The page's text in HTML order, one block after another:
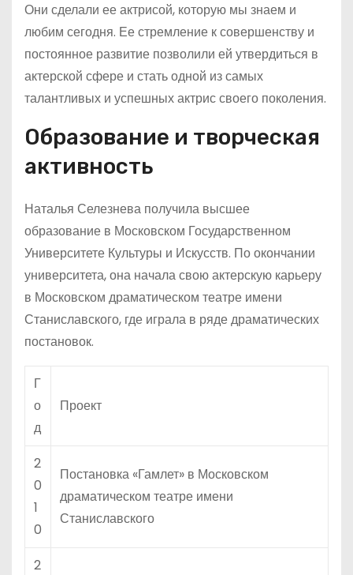
Они сделали ее актрисой, которую мы знаем и
любим сегодня. Ее стремление к совершенству и
постоянное развитие позволили ей утвердиться в
актерской сфере и стать одной из самых
талантливых и успешных актрис своего поколения.
Образование и творческая
активность
Наталья Селезнева получила высшее
образование в Московском Государственном
Университете Культуры и Искусств. По окончании
университета, она начала свою актерскую карьеру
в Московском драматическом театре имени
Станиславского, где играла в ряде драматических
постановок.
Г
о
д
Проект
2
0
1
0
Постановка «Гамлет» в Московском
драматическом театре имени
Станиславского
2